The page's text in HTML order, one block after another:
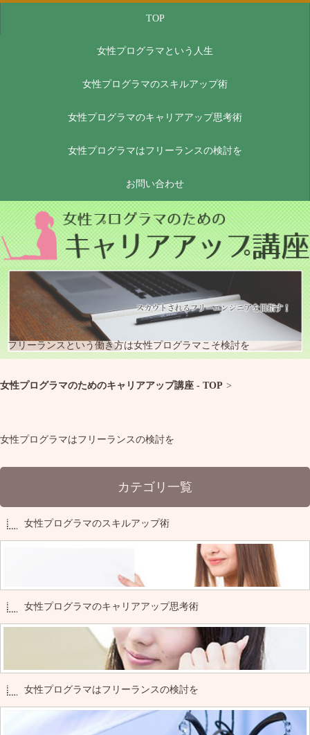
TOP
女性プログラマという人生
女性プログラマのスキルアップ術
女性プログラマのキャリアアップ思考術
女性プログラマはフリーランスの検討を
お問い合わせ
フリーランスという働き方は女性プログラマこそ検討を
女性プログラマのためのキャリアアップ講座 - TOP >
女性プログラマはフリーランスの検討を
カテゴリ一覧
女性プログラマのスキルアップ術
女性プログラマのキャリアアップ思考術
女性プログラマはフリーランスの検討を